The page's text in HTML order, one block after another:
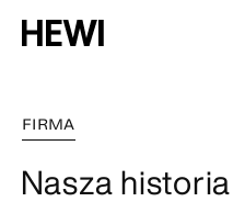
FIRMA
Nasza historia